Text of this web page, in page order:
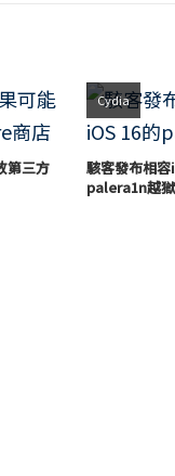
第三方
Cydia
駭客發布相
palera1n越